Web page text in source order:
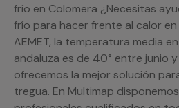
frío en Colomera ¿Necesitas
frío para hacer frente al calor en
AEMET, la temperatura media
andaluza es de 40° entre junio
ofrecemos la mejor solución
tregua. En Multimap